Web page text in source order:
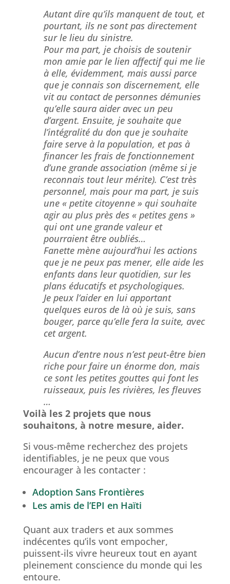
Autant dire qu’ils manquent de tout, et
pourtant, ils ne sont pas directement
sur le lieu du sinistre.
Pour ma part, je choisis de soutenir
mon amie par le lien affectif qui me lie
à elle, évidemment, mais aussi parce
que je connais son discernement, elle
vit au contact de personnes démunies
qu’elle saura aider avec un peu
d’argent. Ensuite, je souhaite que
l’intégralité du don que je souhaite
faire serve à la population, et pas à
financer les frais de fonctionnement
d’une grande association (même si je
reconnais tout leur mérite). C’est très
personnel, mais pour ma part, je suis
une « petite citoyenne » qui souhaite
agir au plus près des « petites gens »
qui ont une grande valeur et
pourraient être oubliés…
Fanette mène aujourd’hui les actions
que je ne peux pas mener, elle aide les
enfants dans leur quotidien, sur les
plans éducatifs et psychologiques.
Je peux l’aider en lui apportant
quelques euros de là où je suis, sans
bouger, parce qu’elle fera la suite, avec
cet argent.
Aucun d’entre nous n’est peut-être bien
riche pour faire un énorme don, mais
ce sont les petites gouttes qui font les
ruisseaux, puis les rivières, les fleuves
…
Voilà les 2 projets que nous
souhaitons, à notre mesure, aider.
Si vous-même recherchez des projets
identifiables, je ne peux que vous
encourager à les contacter :
Adoption Sans Frontières
Les amis de l’EPI en Haïti
Quant aux traders et aux sommes
indécentes qu’ils vont empocher,
puissent-ils vivre heureux tout en ayant
pleinement conscience du monde qui les
entoure.